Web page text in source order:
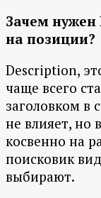
Зачем нужен
на позиции?
Description,
чаще всего
заголовком в
не влияет, но
косвенно на
поисковик
выбирают.